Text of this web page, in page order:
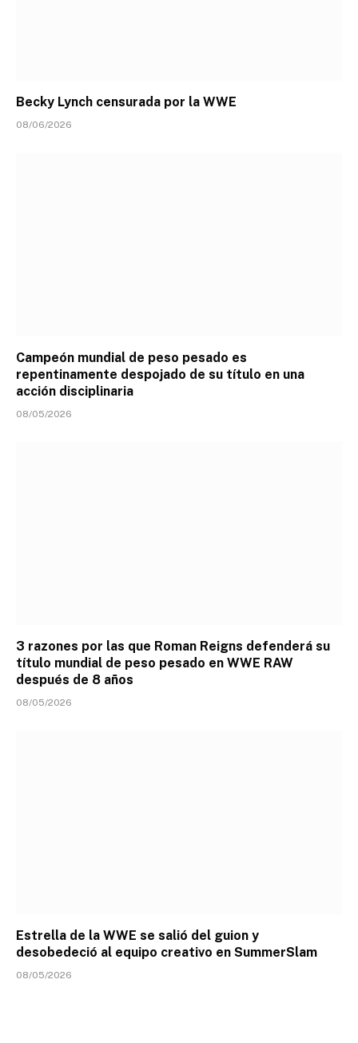
Becky Lynch censurada por la WWE
08/06/2026
Campeón mundial de peso pesado es
repentinamente despojado de su título en una
acción disciplinaria
08/05/2026
3 razones por las que Roman Reigns defenderá su
título mundial de peso pesado en WWE RAW
después de 8 años
08/05/2026
Estrella de la WWE se salió del guion y
desobedeció al equipo creativo en SummerSlam
08/05/2026